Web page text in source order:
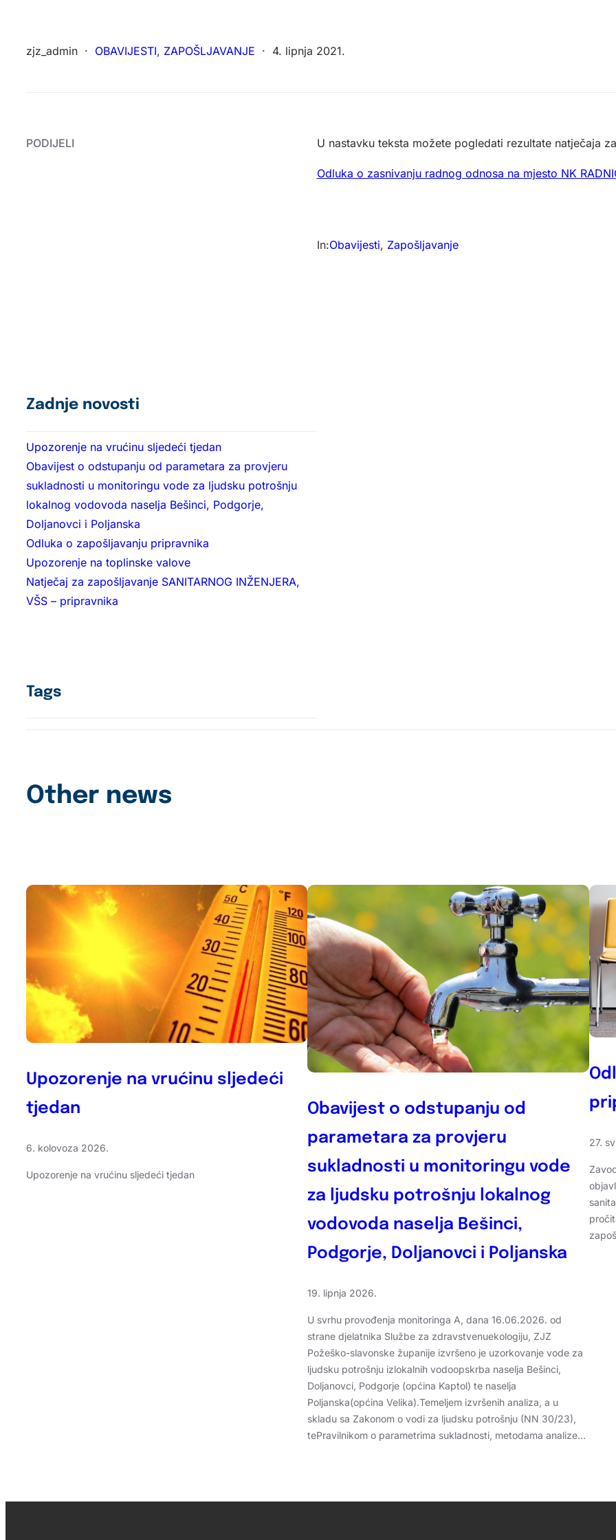
zjz_admin · OBAVIJESTI, ZAPOŠLJAVANJE · 4. lipnja 2021.
PODIJELI
Zadnje novosti
Upozorenje na vrućinu sljedeći tjedan
Obavijest o odstupanju od parametara za provjeru
sukladnosti u monitoringu vode za ljudsku potrošnju
lokalnog vodovoda naselja Bešinci, Podgorje,
Doljanovci i Poljanska
Odluka o zapošljavanju pripravnika
Upozorenje na toplinske valove
Natječaj za zapošljavanje SANITARNOG INŽENJERA,
VŠS – pripravnika
Tags
U nastavku teksta možete pogledati rezultate natječaja
Odluka o zasnivanju radnog odnosa na mjesto NK
In:Obavijesti, Zapošljavanje
Other news
Upozorenje na vrućinu sljedeći
tjedan
6. kolovoza 2026.
Upozorenje na vrućinu sljedeći tjedan
Obavijest o odstupanju od
parametara za provjeru
sukladnosti u monitoringu vode
za ljudsku potrošnju lokalnog
vodovoda naselja Bešinci,
Podgorje, Doljanovci i Poljanska
19. lipnja 2026.
U svrhu provođenja monitoringa A, dana 16.06.2026. od
strane djelatnika Službe za zdravstvenuekologiju, ZJZ
Požeško-slavonske županije izvršeno je uzorkovanje vode za
ljudsku potrošnju izlokalnih vodoopskrba naselja Bešinci,
Doljanovci, Podgorje (općina Kaptol) te naselja
Poljanska(općina Velika).Temeljem izvršenih analiza, a u
skladu sa Zakonom o vodi za ljudsku potrošnju (NN 30/23),
tePravilnikom o parametrima sukladnosti, metodama analize…
27.